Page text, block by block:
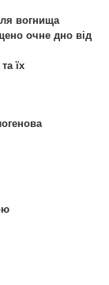
вогнища
очне дно від
їх